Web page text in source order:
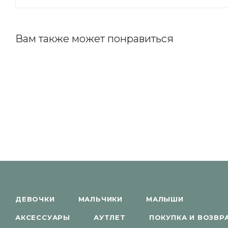
Вам также может понравиться
ДЕВОЧКИ МАЛЬЧИКИ МАЛЫШИ
АКСЕССУАРЫ АУТЛЕТ ПОКУПКА И